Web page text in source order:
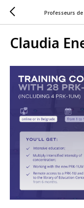
Professeurs de
Claudia